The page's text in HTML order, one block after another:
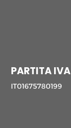
PARTITA IVA
IT01675780199